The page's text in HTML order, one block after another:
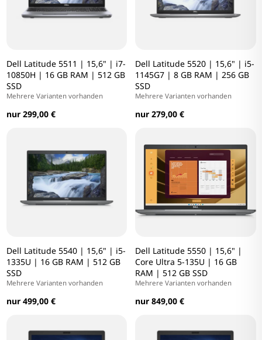
Dell Latitude 5511 | 15,6" | i7-
10850H | 16 GB RAM | 512 GB
SSD
Mehrere Varianten vorhanden
nur 299,00 €
Dell Latitude 5520 | 15,6" | i5-
1145G7 | 8 GB RAM | 256 GB
SSD
Mehrere Varianten vorhanden
nur 279,00 €
Dell Latitude 5540 | 15,6" | i5-
1335U | 16 GB RAM | 512 GB
SSD
Mehrere Varianten vorhanden
nur 499,00 €
Dell Latitude 5550 | 15,6" |
Core Ultra 5-135U | 16 GB
RAM | 512 GB SSD
Mehrere Varianten vorhanden
nur 849,00 €